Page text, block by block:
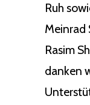
Ruh
Meinrad
Rasim
danken